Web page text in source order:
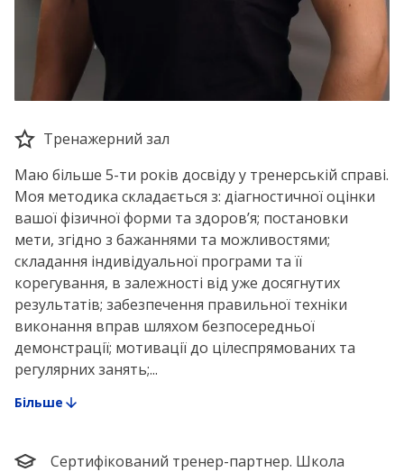
Тренажерний зал
Маю більше 5-ти років досвіду у тренерській справі.
Моя методика складається з: діагностичної оцінки
вашої фізичної форми та здоров’я; постановки
мети, згідно з бажаннями та можливостями;
складання індивідуальної програми та її
корегування, в залежності від уже досягнутих
результатів; забезпечення правильної техніки
виконання вправ шляхом безпосередньої
демонстрації; мотивації до цілеспрямованих та
регулярних занять;...
Більше
Сертифікований тренер-партнер. Школа